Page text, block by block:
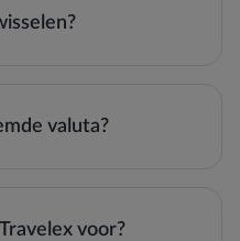
valuta?
voor?